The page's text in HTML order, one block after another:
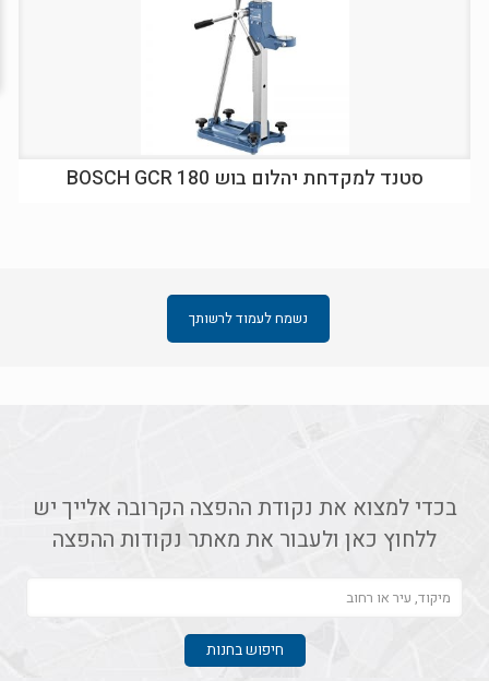
סטנד למקדחת יהלום בוש BOSCH GCR 180
נשמח לעמוד לרשותך
בכדי למצוא את נקודת ההפצה הקרובה אלייך יש
ללחוץ כאן ולעבור את מאתר נקודות ההפצה